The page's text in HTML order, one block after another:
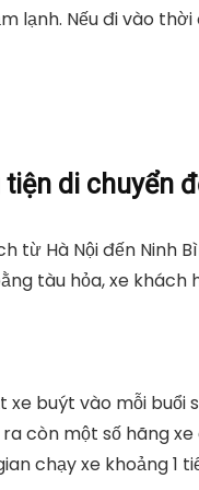
lạnh. Nếu đi vào
tiện di chuyển
từ Hà Nội đến Ninh
tàu hỏa, xe khách
xe buýt vào mỗi buổi
ra còn một số hãng
chạy xe khoảng 1